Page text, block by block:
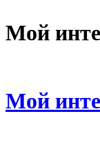
Мой
Мой